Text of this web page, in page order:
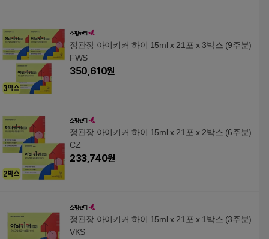
정관장 아이키커 하이 15ml x 21포 x 3박스 (9주분)
FWS
350,610원
정관장 아이키커 하이 15ml x 21포 x 2박스 (6주분)
CZ
233,740원
정관장 아이키커 하이 15ml x 21포 x 1박스 (3주분)
VKS